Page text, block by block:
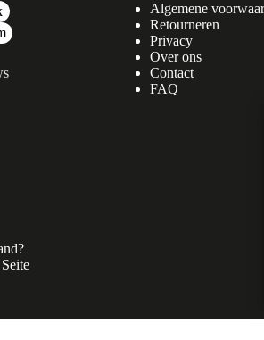
Algemene
Retourneren
Privacy
Over ons
Contact
FAQ